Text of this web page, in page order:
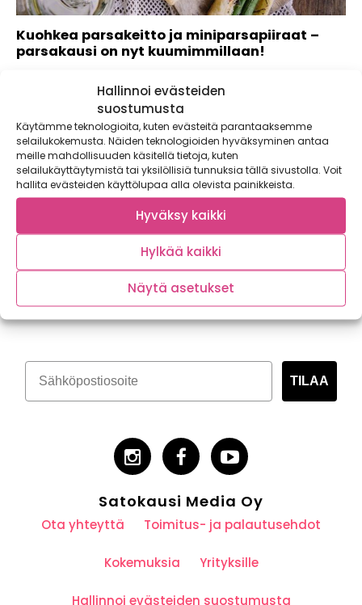
Hallinnoi evästeiden
suostumusta
Käytämme teknologioita, kuten evästeitä parantaaksemme
selailukokemusta. Näiden teknologioiden hyväksyminen antaa
meille mahdollisuuden käsitellä tietoja, kuten
selailukäyttäytymistä tai yksilöllisiä tunnuksia tällä sivustolla. Voit
hallita evästeiden käyttölupaa alla olevista painikkeista.
Hyväksy kaikki
Hylkää kaikki
Näytä asetukset
Kuohkea parsakeitto ja miniparsapiiraat –
parsakausi on nyt kuumimmillaan!
parsanippujen ilmestyminen kaupan hyllyille on varma
Tilaa kasvispitoinen uutiskirje
TILAA
Satokausi Media Oy
Ota yhteyttä Toimitus- ja palautusehdot
Kokemuksia Yrityksille
Hallinnoi evästeiden suostumusta